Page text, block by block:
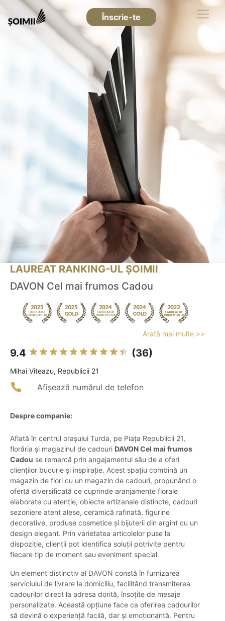
Înscrie-te
LAUREAT RANKING-UL ȘOIMII
DAVON Cel mai frumos Cadou
Arată mai multe >>
9.4 (36)
Mihai Viteazu, Republicii 21
Afișează numărul de telefon
Despre companie:
Aflată în centrul orașului Turda, pe Piața Republicii 21,
florăria și magazinul de cadouri DAVON Cel mai frumos
Cadou se remarcă prin angajamentul său de a oferi
clienților bucurie și inspirație. Acest spațiu combină un
magazin de flori cu un magazin de cadouri, propunând o
ofertă diversificată ce cuprinde aranjamente florale
elaborate cu atenție, obiecte artizanale distincte, cadouri
sezoniere atent alese, ceramică rafinată, figurine
decorative, produse cosmetice și bijuterii din argint cu un
design elegant. Prin varietatea articolelor puse la
dispoziție, clienții pot identifica soluții potrivite pentru
fiecare tip de moment sau eveniment special.
Un element distinctiv al DAVON constă în furnizarea
serviciului de livrare la domiciliu, facilitând transmiterea
cadourilor direct la adresa dorită, însoțite de mesaje
personalizate. Această opțiune face ca oferirea cadourilor
să devină o experiență facilă, dar și emoționantă. Pentru